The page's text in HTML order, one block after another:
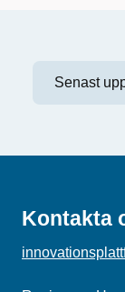
Senast
Kontakta